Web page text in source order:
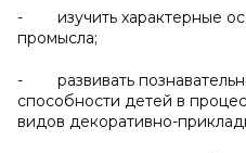
- изучить характерные
промысла;
- развивать
способности детей в
видов декоративно-